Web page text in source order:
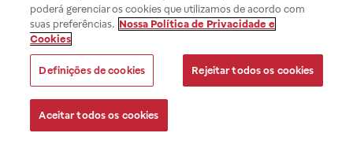
poderá gerenciar os cookies que utilizamos de acordo com
suas preferências. Nossa Política de Privacidade e
Cookies
Definições de cookies Rejeitar todos os cookies
Aceitar todos os cookies